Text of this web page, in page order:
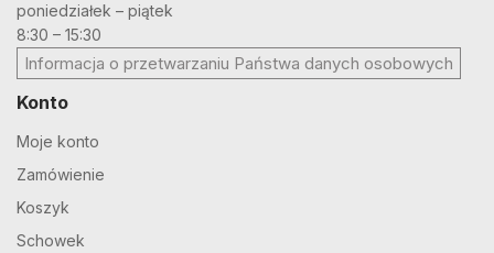
poniedziałek – piątek
8:30 – 15:30
Informacja o przetwarzaniu Państwa danych osobowych
Konto
Moje konto
Zamówienie
Koszyk
Schowek